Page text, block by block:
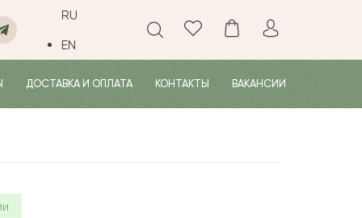
RU
EN
ДОСТАВКА И ОПЛАТА КОНТАКТЫ ВАКАНСИИ